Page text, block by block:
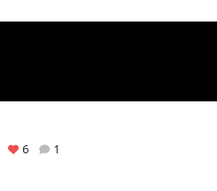
6 1